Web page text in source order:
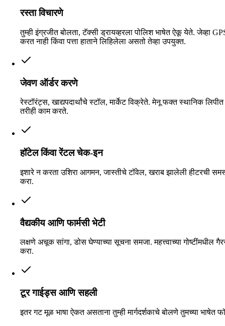
रस्ता विचारणे
तुम्ही इंग्रजीत बोलता, टॅक्सी ड्रायव्हरला पोलिश भाषेत ऐकू येते. जेव्हा
करत नाही किंवा पत्ता हाताने लिहिलेला असतो तेव्हा उपयुक्त.
जेवण ऑर्डर करणे
रेस्टॉरंट्स, खाद्यपदार्थांचे स्टॉल, मार्केट विक्रेते. मेनू फक्त स्थानिक
तरीही काम करते.
हॉटेल किंवा रेंटल चेक-इन
इशारे न करता उशिरा आगमन, जास्तीचे टॉवेल, खराब झालेली हीटरची
करा.
वैद्यकीय आणि फार्मसी भेटी
लक्षणे अचूक सांगा, डोस घेण्याच्या सूचना समजा. महत्त्वाच्या गोष्टींमधील
करा.
टूर गाईड्स आणि सहली
इतर गट मूळ भाषा ऐकत असताना तुम्ही मार्गदर्शकाचे बोलणे तुमच्या भाषेत